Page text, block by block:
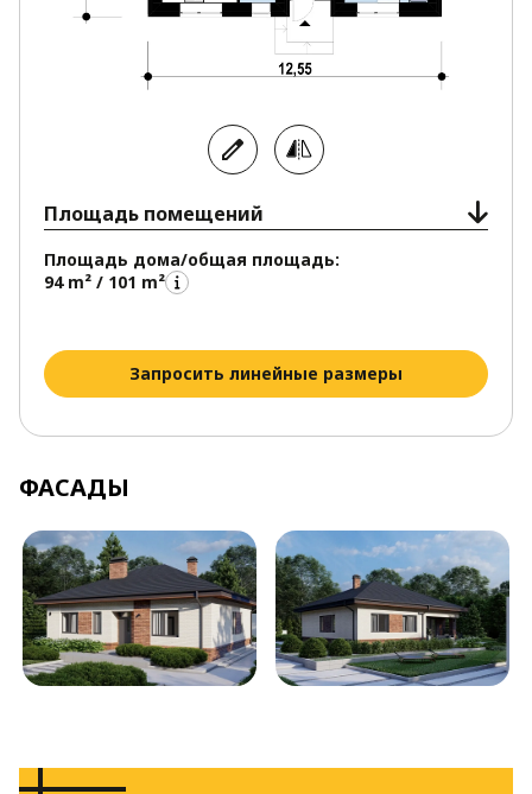
Площадь помещений
Площадь дома/общая площадь:
94 m² / 101 m²
Запросить линейные размеры
ФАСАДЫ